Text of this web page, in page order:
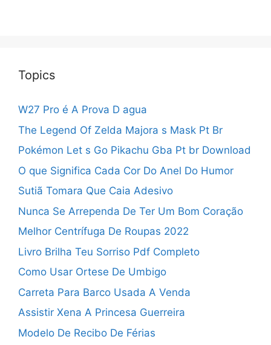
Topics
W27 Pro é A Prova D agua
The Legend Of Zelda Majora s Mask Pt Br
Pokémon Let s Go Pikachu Gba Pt br Download
O que Significa Cada Cor Do Anel Do Humor
Sutiã Tomara Que Caia Adesivo
Nunca Se Arrependa De Ter Um Bom Coração
Melhor Centrífuga De Roupas 2022
Livro Brilha Teu Sorriso Pdf Completo
Como Usar Ortese De Umbigo
Carreta Para Barco Usada A Venda
Assistir Xena A Princesa Guerreira
Modelo De Recibo De Férias